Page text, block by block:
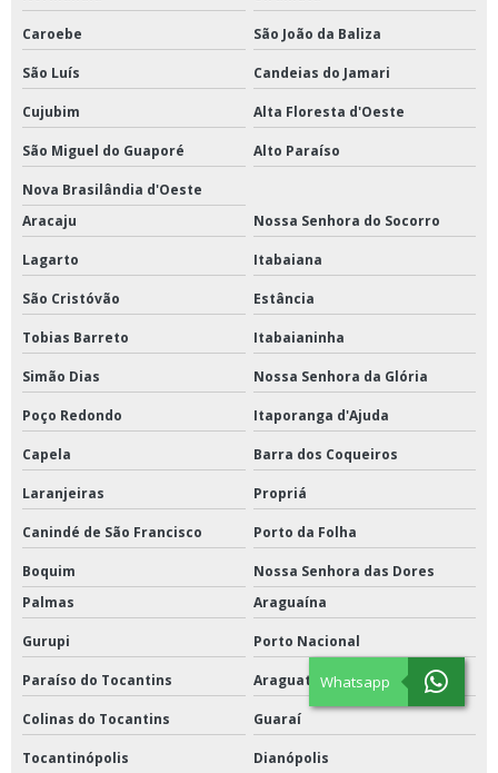
Caroebe São João da Baliza
São Luís Candeias do Jamari
Cujubim Alta Floresta d'Oeste
São Miguel do Guaporé Alto Paraíso
Nova Brasilândia d'Oeste
Aracaju
Nossa Senhora do Socorro
Lagarto Itabaiana
São Cristóvão Estância
Tobias Barreto Itabaianinha
Simão Dias Nossa Senhora da Glória
Poço Redondo Itaporanga d'Ajuda
Capela Barra dos Coqueiros
Laranjeiras Propriá
Canindé de São Francisco Porto da Folha
Boquim
Nossa Senhora das Dores
Palmas
Araguaína
Gurupi Porto Nacional
Paraíso do Tocantins Araguatins
Colinas do Tocantins Guaraí
Tocantinópolis Dianópolis
Whatsapp